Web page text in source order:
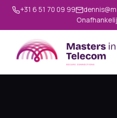
+31 6 51 70 09 99